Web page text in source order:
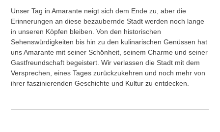
Unser Tag in Amarante neigt sich dem Ende zu, aber die
Erinnerungen an diese bezaubernde Stadt werden noch lange
in unseren Köpfen bleiben. Von den historischen
Sehenswürdigkeiten bis hin zu den kulinarischen Genüssen hat
uns Amarante mit seiner Schönheit, seinem Charme und seiner
Gastfreundschaft begeistert. Wir verlassen die Stadt mit dem
Versprechen, eines Tages zurückzukehren und noch mehr von
ihrer faszinierenden Geschichte und Kultur zu entdecken.